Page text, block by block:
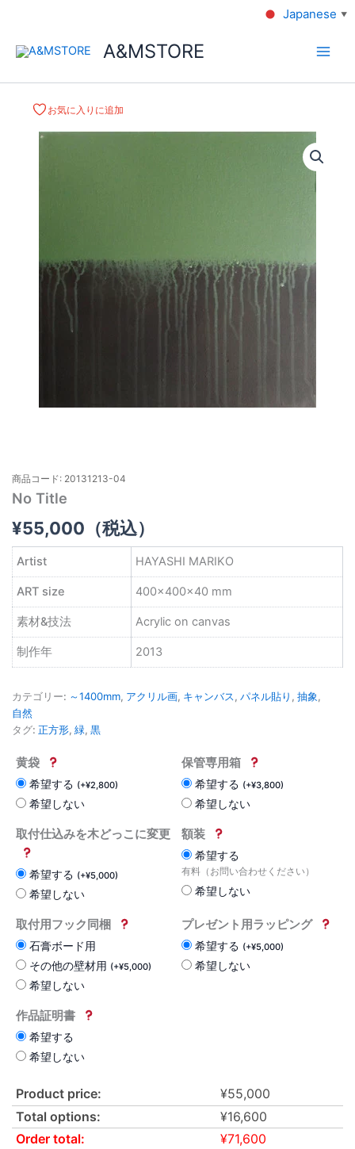
A&MSTORE
お気に入りに追加
商品コード: 20131213-04
No Title
¥55,000 （税込）
Artist HAYASHI MARIKO
ART size 400×400×40 mm
素材&技法 Acrylic on canvas
制作年 2013
カテゴリー: ～1400mm, アクリル画, キャンバス, パネル貼り , 抽象,
自然
タグ: 正方形, 緑, 黒
黄袋
希望する (+¥2,800)
希望しない
保管専用箱
希望する (+¥3,800)
希望しない
取付仕込みを木どっこに変更
希望する (+¥5,000)
希望しない
額装
希望する
有料（お問い合わせください）
希望しない
取付用フック同梱
石膏ボード用
その他の壁材用 (+¥5,000)
希望しない
プレゼント用ラッピング
希望する (+¥5,000)
希望しない
作品証明書
希望する
希望しない
Product price: ¥55,000
Total options:
¥16,600
Order total:
¥71,600
Japanese ▼